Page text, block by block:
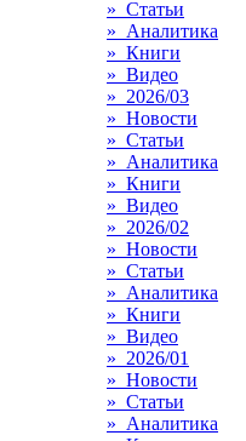
» Статьи
» Аналитика
» Книги
» Видео
» 2026/03
» Новости
» Статьи
» Аналитика
» Книги
» Видео
» 2026/02
» Новости
» Статьи
» Аналитика
» Книги
» Видео
» 2026/01
» Новости
» Статьи
» Аналитика